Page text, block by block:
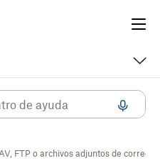
FTP o archivos adjuntos de correo